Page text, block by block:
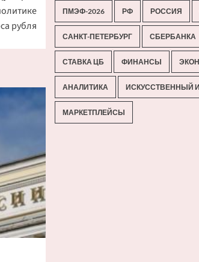
рубля
ПМЭФ-2026 РФ РОССИЯ
САНКТ-ПЕТЕРБУРГ СБЕРБАНКА
СТАВКА ЦБ ФИНАНСЫ
АНАЛИТИКА ИСКУССТВЕННЫЙ
МАРКЕТПЛЕЙСЫ